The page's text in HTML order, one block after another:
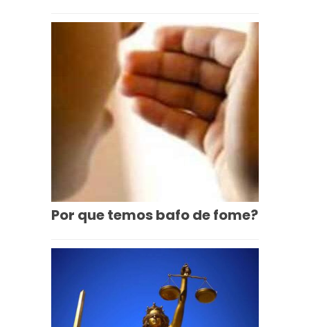
Por que temos bafo de fome?